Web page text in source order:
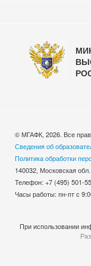
© МГАФК, 2026. Все
Сведения об
Политика обработки
140032, Московская
Телефон: +7 (495)
Часы работы: пн-пт с
При использовании